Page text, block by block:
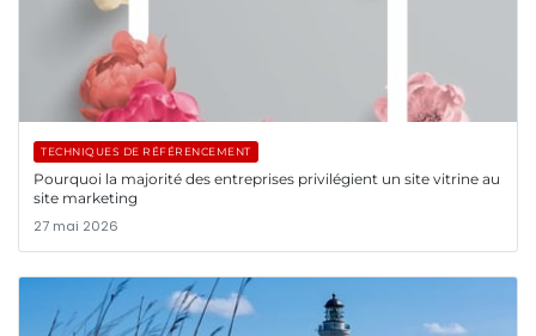
TECHNIQUES DE RÉFÉRENCEMENT
Pourquoi la majorité des entreprises privilégient un site vitrine au
site marketing
27 mai 2026